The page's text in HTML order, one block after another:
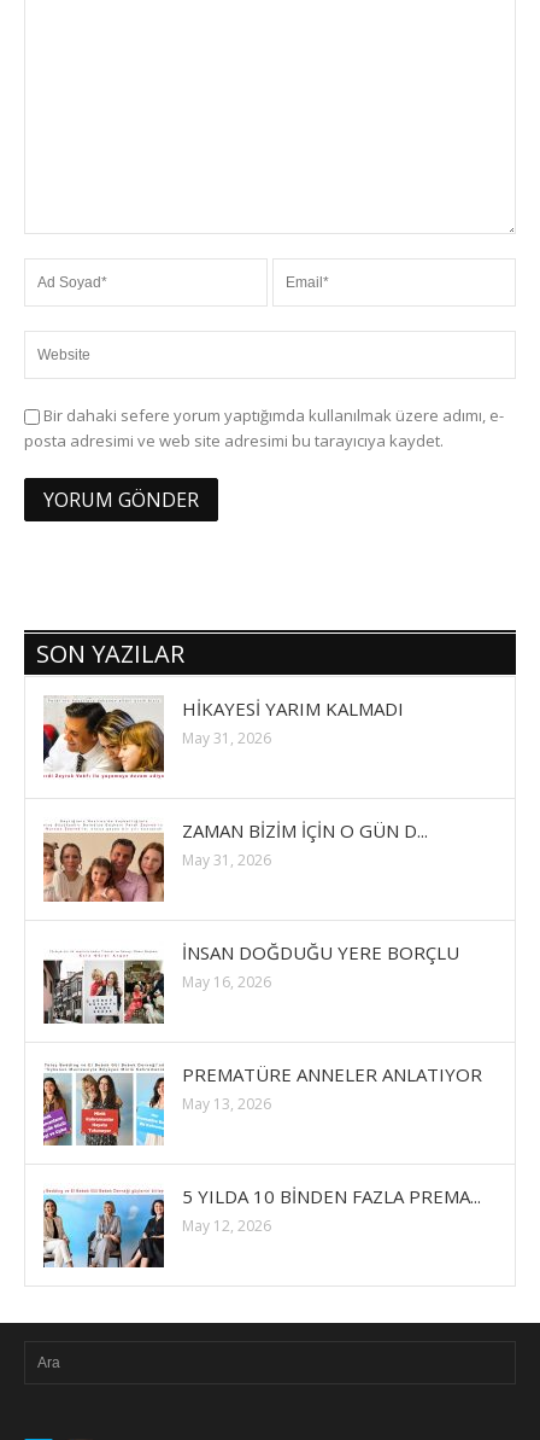
Bir dahaki sefere yorum yaptığımda kullanılmak üzere adımı, e-
posta adresimi ve web site adresimi bu tarayıcıya kaydet.
SON YAZILAR
HİKAYESİ YARIM KALMADI
May 31, 2026
ZAMAN BİZİM İÇİN O GÜN D...
May 31, 2026
İNSAN DOĞDUĞU YERE BORÇLU
May 16, 2026
PREMATÜRE ANNELER ANLATIYOR
May 13, 2026
5 YILDA 10 BİNDEN FAZLA PREMA...
May 12, 2026